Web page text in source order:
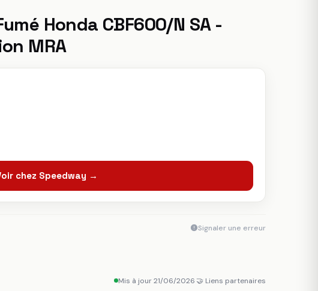
Honda CBF600/N SA -
MRA
chez Speedway →
Signaler une erreur
Mis à jour 21/06/2026🤝 Liens partenaires